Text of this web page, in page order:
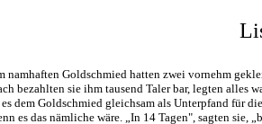
namhaften Goldschmied hatten zwei vornehm
bezahlten sie ihm tausend Taler bar, legten alles
dem Goldschmied gleichsam als Unterpfand für
es das nämliche wäre. „In 14 Tagen", sagten